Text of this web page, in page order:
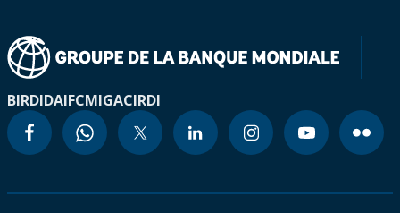
BIRDIDAIFCMIGACIRDI